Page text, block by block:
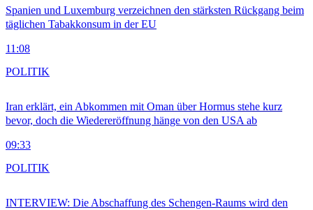
Spanien und Luxemburg verzeichnen den stärksten Rückgang beim
täglichen Tabakkonsum in der EU
11:08
Iran erklärt, ein Abkommen mit Oman über Hormus stehe kurz
bevor, doch die Wiedereröffnung hänge von den USA ab
09:33
POLITIK
INTERVIEW: Die Abschaffung des Schengen-Raums wird den
POLITIK